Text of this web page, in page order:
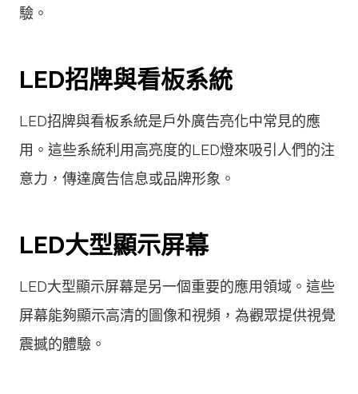
驗。
LED招牌與看板系統
LED招牌與看板系統是戶外廣告亮化中常見的應
用。這些系統利用高亮度的LED燈來吸引人們的注
意力，傳達廣告信息或品牌形象。
LED大型顯示屏幕
LED大型顯示屏幕是另一個重要的應用領域。這些
屏幕能夠顯示高清的圖像和視頻，為觀眾提供視覺
震撼的體驗。